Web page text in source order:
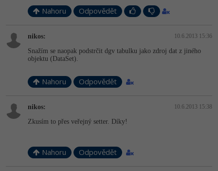
Sítě
Elektronický podpis
Fórum
Nahoru Odpovědět
nikos: 10.6.2013 15:36
Snažím se naopak podstrčit dgv tabulku jako zdroj dat z jiného
objektu (DataSet).
Nahoru Odpovědět
nikos: 10.6.2013 15:38
Zkusím to přes veřejný setter. Díky!
Nahoru Odpovědět